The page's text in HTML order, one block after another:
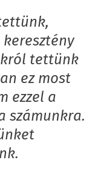
tettünk
ez most
ezzel a
számunkra.